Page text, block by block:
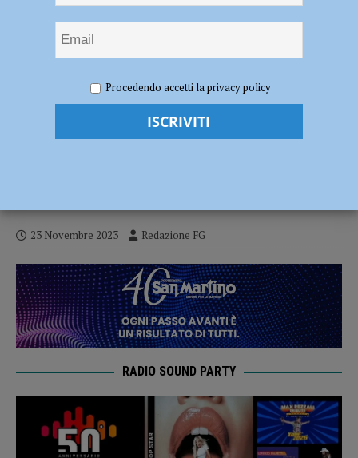
“Periferie”, primo evento del comitato Unacittà in memoria di
Francesco Cacciatore
Tutto pronto per “Periferie”, primo
23 Novembre 2023 Redazione FG
RADIO SOUND PARTY
Procedendo accetti la privacy policy